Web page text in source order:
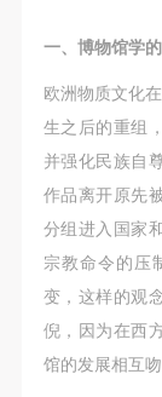
一、博物馆学
欧洲物质文化
生之后的重组
并强化民族自
作品离开原先
分组进入国家
宗教命令的压
变，这样的观
倪，因为在西
馆的发展相互吻
人民共和国民
方）的权利
带有甲方肖像
一、 一般约定
（1）、甲方
肖像权许可乙
途。
（2）、乙方
性、专业性
院美术馆与时
人民共和国民
方）的权利
带有甲方肖像
一、 一般约定
（1）、甲方
肖像权许可乙
途。
（2）、乙方
性、专业性
院美术馆与时
人民共和国民
方）的权利
带有甲方肖像
一、 一般约定
（1）、甲方
肖像权许可乙
途。
（2）、乙方
性、专业性
院美术馆与时